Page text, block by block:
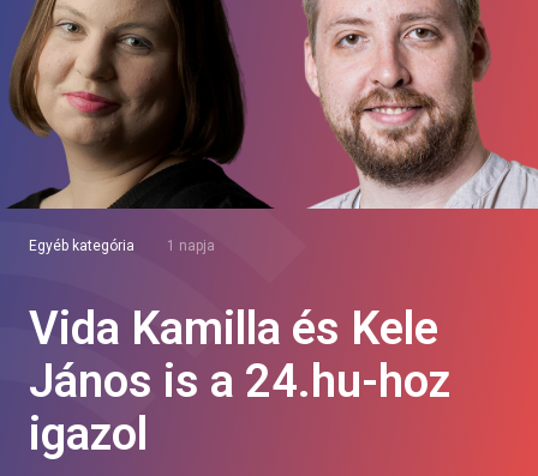
Egyéb kategória 1 napja
Vida Kamilla és Kele
János is a 24.hu-hoz
igazol